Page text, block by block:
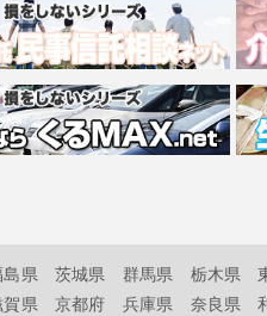
県 茨城県 群馬県 栃木県
県 京都府 兵庫県 奈良県